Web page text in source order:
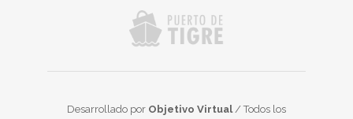
Desarrollado por Objetivo Virtual/ Todos los